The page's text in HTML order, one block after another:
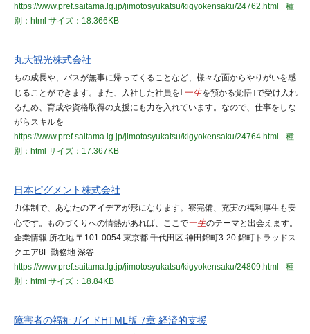
https://www.pref.saitama.lg.jp/jimotosyukatsu/kigyokensaku/24762.html
種
別：html サイズ：18.366KB
丸大観光株式会社
ちの成長や、バスが無事に帰ってくることなど、様々な面からやりがいを感
じることができます。また、入社した社員を｢ 一生を預かる覚悟｣で受け入れ
るため、育成や資格取得の支援にも力を入れています。なので、仕事をしな
がらスキルを
https://www.pref.saitama.lg.jp/jimotosyukatsu/kigyokensaku/24764.html
種
別：html サイズ：17.367KB
日本ピグメント株式会社
力体制で、あなたのアイデアが形になります。寮完備、充実の福利厚生も安
心です。ものづくりへの情熱があれば、ここで一生のテーマと出会えます。
企業情報 所在地 〒101-0054 東京都 千代田区 神田錦町3-20 錦町トラッドス
クエア8F 勤務地 深谷
https://www.pref.saitama.lg.jp/jimotosyukatsu/kigyokensaku/24809.html
種
別：html サイズ：18.84KB
障害者の福祉ガイドHTML版 7章 経済的支援